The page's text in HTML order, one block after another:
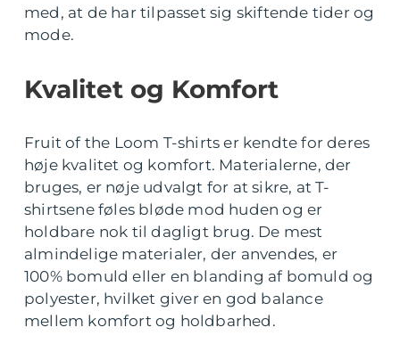
med, at de har tilpasset sig skiftende tider og
mode.
Kvalitet og Komfort
Fruit of the Loom T-shirts er kendte for deres
høje kvalitet og komfort. Materialerne, der
bruges, er nøje udvalgt for at sikre, at T-
shirtsene føles bløde mod huden og er
holdbare nok til dagligt brug. De mest
almindelige materialer, der anvendes, er
100% bomuld eller en blanding af bomuld og
polyester, hvilket giver en god balance
mellem komfort og holdbarhed.